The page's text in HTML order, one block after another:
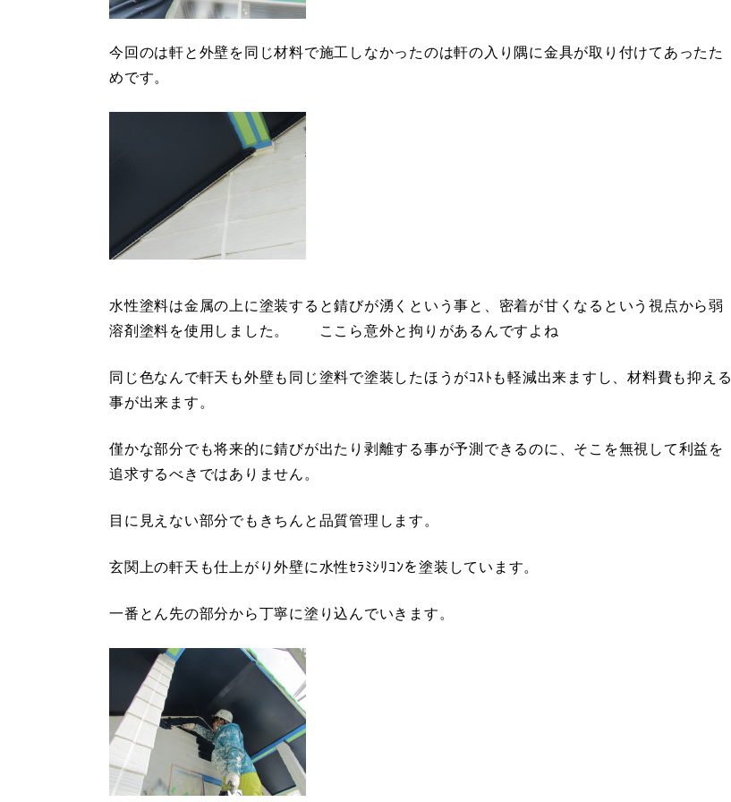
今回のは軒と外壁を同じ材料で施工しなかったのは軒の入り隅に金具が取り付けてあったた
めです。
水性塗料は金属の上に塗装すると錆びが湧くという事と、密着が甘くなるという視点から弱
溶剤塗料を使用しました。 ここら意外と拘りがあるんですよね
同じ色なんで軒天も外壁も同じ塗料で塗装したほうがｺｽﾄも軽減出来ますし、材料費も抑える
事が出来ます。
僅かな部分でも将来的に錆びが出たり剥離する事が予測できるのに、そこを無視して利益を
追求するべきではありません。
目に見えない部分でもきちんと品質管理します。
玄関上の軒天も仕上がり外壁に水性ｾﾗﾐｼﾘｺﾝを塗装しています。
一番とん先の部分から丁寧に塗り込んでいきます。